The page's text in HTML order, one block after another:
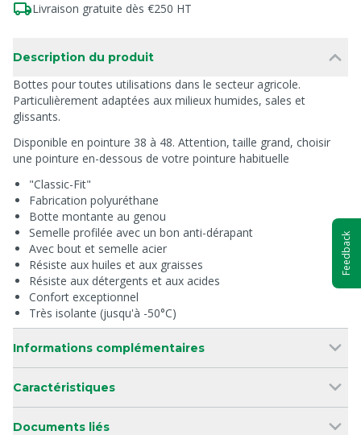
Livraison gratuite dès €250 HT
Description du produit
Bottes pour toutes utilisations dans le secteur agricole.
Particulièrement adaptées aux milieux humides, sales et
glissants.
Disponible en pointure 38 à 48. Attention, taille grand, choisir
une pointure en-dessous de votre pointure habituelle
"Classic-Fit"
Fabrication polyuréthane
Botte montante au genou
Semelle profilée avec un bon anti-dérapant
Avec bout et semelle acier
Résiste aux huiles et aux graisses
Résiste aux détergents et aux acides
Confort exceptionnel
Très isolante (jusqu'à -50°C)
Informations complémentaires
Caractéristiques
Documents liés
Feedback